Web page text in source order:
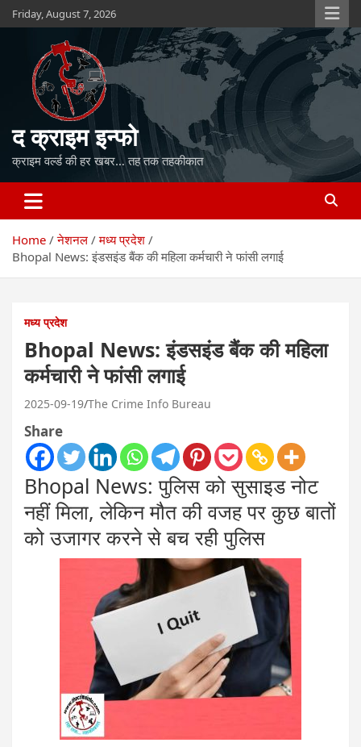
Skip
to
Friday, August 7, 2026
द क्राइम इन्फो
क्राइम वर्ल्ड की हर खबर… तह तक तहकीकात
Home नेशनल
मध्य प्रदेश
Bhopal News: इंडसइंड बैंक की महिला कर्मचारी ने फांसी लगाई
मध्य प्रदेश
Bhopal News: इंडसइंड बैंक की महिला
कर्मचारी ने फांसी लगाई
2025-09-19 The Crime Info Bureau
Share
Bhopal News: पुलिस को सुसाइड नोट
नहीं मिला, लेकिन मौत की वजह पर कुछ बातों
को उजागर करने से बच रही पुलिस